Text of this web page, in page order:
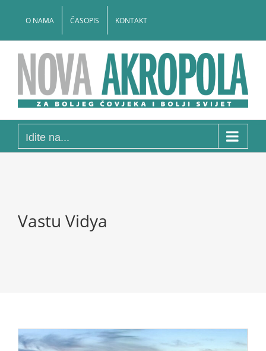
O NAMA ČASOPIS KONTAKT
Idite na...
Vastu Vidya